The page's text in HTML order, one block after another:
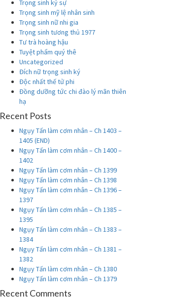
Trọng sinh kỷ sự
Trọng sinh mỹ lệ nhân sinh
Trọng sinh nữ nhi gia
Trọng sinh tương thủ 1977
Tư trà hoàng hậu
Tuyệt phẩm quý thê
Uncategorized
Đích nữ trọng sinh ký
Độc nhất thế tử phi
Đồng dưỡng tức chi đào lý mãn thiên
hạ
Recent Posts
Ngụy Tấn làm cơm nhân – Ch 1403 –
1405 (END)
Ngụy Tấn làm cơm nhân – Ch 1400 –
1402
Ngụy Tấn làm cơm nhân – Ch 1399
Ngụy Tấn làm cơm nhân – Ch 1398
Ngụy Tấn làm cơm nhân – Ch 1396 –
1397
Ngụy Tấn làm cơm nhân – Ch 1385 –
1395
Ngụy Tấn làm cơm nhân – Ch 1383 –
1384
Ngụy Tấn làm cơm nhân – Ch 1381 –
1382
Ngụy Tấn làm cơm nhân – Ch 1380
Ngụy Tấn làm cơm nhân – Ch 1379
Recent Comments